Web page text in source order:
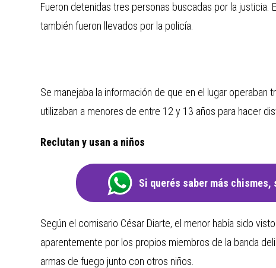
Fueron detenidas tres personas buscadas por la justicia.
también fueron llevados por la policía.
Se manejaba la información de que en el lugar
utilizaban a menores de entre 12 y 13 años para hacer
Reclutan y usan a niños
Si querés saber más
Según el comisario César Diarte, el menor había sido
aparentemente por los propios miembros de la banda
armas de fuego junto con otros niños.